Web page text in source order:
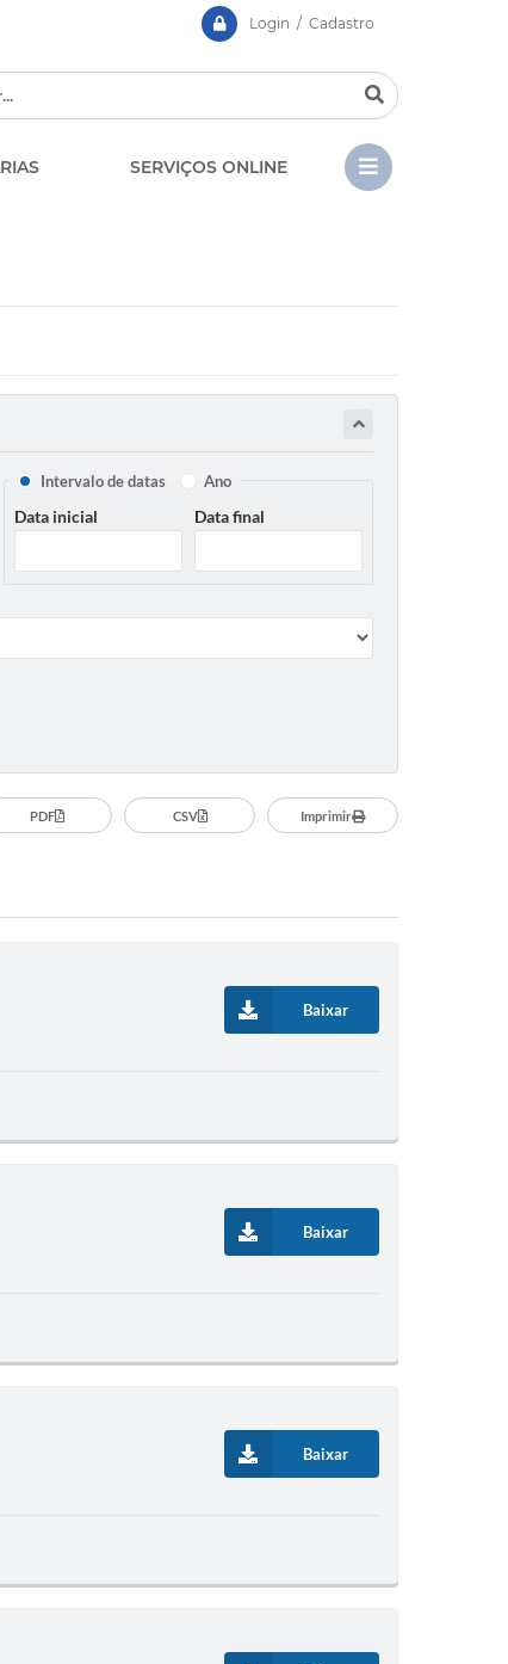
Login / Cadastro
SERVIÇOS ONLINE
Casa dos Conselhos
de Educação
Intervalo de datas Ano
Data inicial Data final
PDF CSV Imprimir
Baixar
Baixar
Baixar